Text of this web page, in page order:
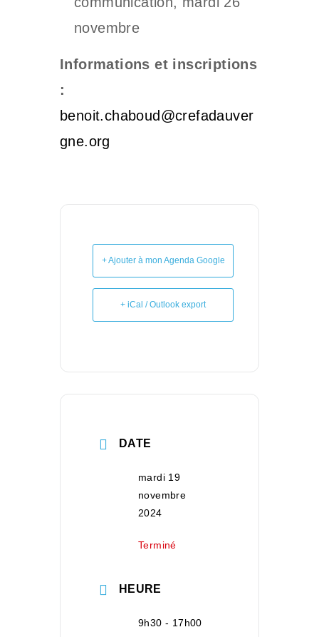
novembre
Informations et inscriptions
:
benoit.chaboud@crefadauver
gne.org
+ Ajouter à mon Agenda Google
+ iCal / Outlook export
DATE
mardi 19
novembre
2024
Terminé
HEURE
9h30 - 17h00